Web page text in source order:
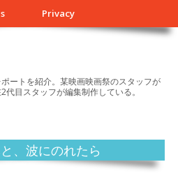
Privacy
ートを紹介。某映画映画祭のスタッフが
目スタッフが編集制作している。
、波にのれたら